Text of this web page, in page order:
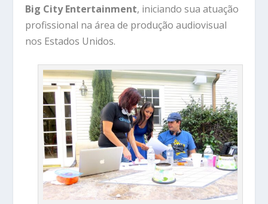
Big City Entertainment, iniciando sua atuação
profissional na área de produção audiovisual
nos Estados Unidos.